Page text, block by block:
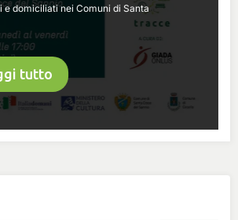
e domiciliati nei Comuni di Santa
tutto